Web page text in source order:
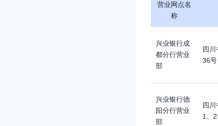
营业网点名
称
兴业银行成
都分行营业
部
四川
36号
兴业银行德
阳分行营业
部
四川
1、